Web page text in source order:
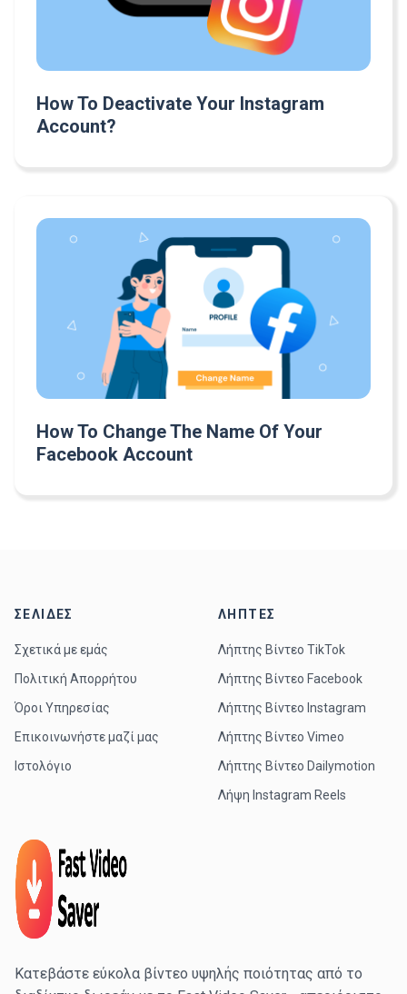
How To Deactivate Your Instagram
Account?
How To Change The Name Of Your
Facebook Account
ΣΕΛΊΔΕΣ
Σχετικά με εμάς
Πολιτική Απορρήτου
Όροι Υπηρεσίας
Επικοινωνήστε μαζί μας
Ιστολόγιο
ΛΉΠΤΕΣ
Λήπτης Βίντεο TikTok
Λήπτης Βίντεο Facebook
Λήπτης Βίντεο Instagram
Λήπτης Βίντεο Vimeo
Λήπτης Βίντεο Dailymotion
Λήψη Instagram Reels
Κατεβάστε εύκολα βίντεο υψηλής ποιότητας από το